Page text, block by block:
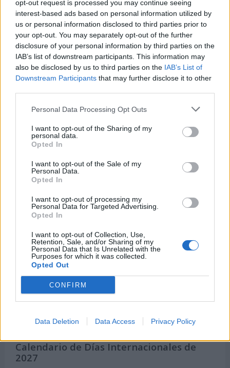
opt-out request is processed you may continue seeing
interest-based ads based on personal information utilized by
us or personal information disclosed to third parties prior to
your opt-out. You may separately opt-out of the further
disclosure of your personal information by third parties on the
IAB’s list of downstream participants. This information may
also be disclosed by us to third parties on the IAB’s List of
Downstream Participants that may further disclose it to other
Personal Data Processing Opt Outs
I want to opt-out of the Sharing of my
personal data.
Opted In
I want to opt-out of the Sale of my
Personal Data.
Opted In
I want to opt-out of processing my
Personal Data for Targeted Advertising.
Opted In
I want to opt-out of Collection, Use,
Retention, Sale, and/or Sharing of my
Personal Data that Is Unrelated with the
Purposes for which it was collected.
Opted Out
CONFIRM
Data Deletion Data Access Privacy Policy
Noticias y actualidad sobre Días
Internacionales
Onomástica. Todos los santos
Semanas Internacionales
Eventos internacionales de cultura
Los mejores canales de Youtube según
nuestra audiencia. ¡Participa!
Crea una cuenta atrás para el evento que
quieras
¿Qué día crearías tu?
Calendarios
Calendario Laboral por municipios
(España)
Calendario Laboral (España) 2026
Calendario Astronómico de 2026
Calendario de Días Internacionales de
2027